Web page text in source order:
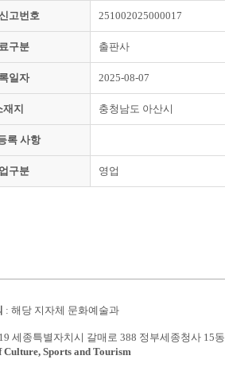
고번호 251002025000017
구분 출판사
일자 2025-08-07
재지 충청남도 아산시
록 사항
구분 영업
: 해당 지자체 문화예술과
세종특별자치시 갈매로 388 정부세종청사 15동
Sports and Tourism